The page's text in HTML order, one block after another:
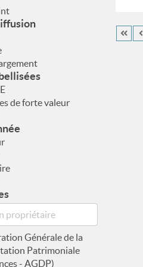
de forte valeur
Générale de la
Patrimoniale
- AGDP)